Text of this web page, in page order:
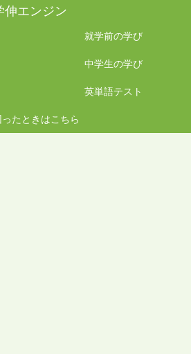
伸エンジン
就学前の学び
中学生の学び
英単語テスト
ったときはこちら